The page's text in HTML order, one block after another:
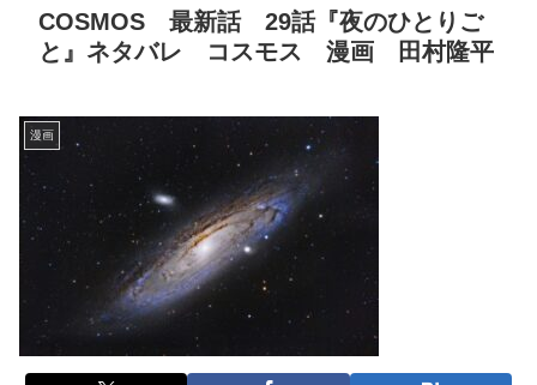
COSMOS 最新話 29話『夜のひとりご
と』ネタバレ コスモス 漫画 田村隆平
漫画